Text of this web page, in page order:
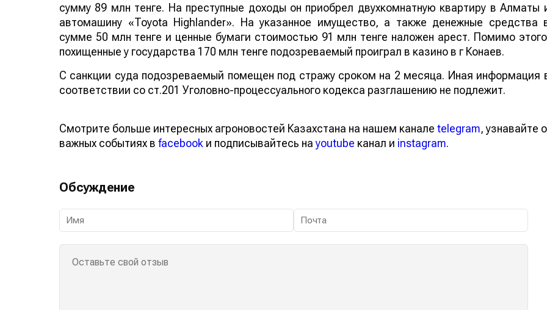
сумму 89 млн тенге. На преступные доходы он приобрел двухкомнатную квартиру в Алматы
автомашину «Toyota Highlander». На указанное имущество, а также денежные средства
сумме 50 млн тенге и ценные бумаги стоимостью 91 млн тенге наложен арест. Помимо
похищенные у государства 170 млн тенге подозреваемый проиграл в казино в г Конаев.
С санкции суда подозреваемый помещен под стражу сроком на 2 месяца. Иная информация
соответствии со ст.201 Уголовно-процессуального кодекса разглашению не подлежит.
Смотрите больше интересных агроновостей Казахстана на нашем канале telegram, узнавайте о
важных событиях в facebook и подписывайтесь наyoutube канал и instagram.
Обсуждение